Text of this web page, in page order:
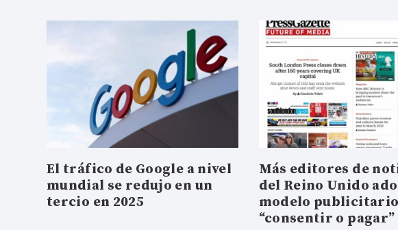
El tráfico de Google a nivel
mundial se redujo en un
tercio en 2025
Más editores de
del Reino Unido
modelo publicitario
“consentir o pagar”